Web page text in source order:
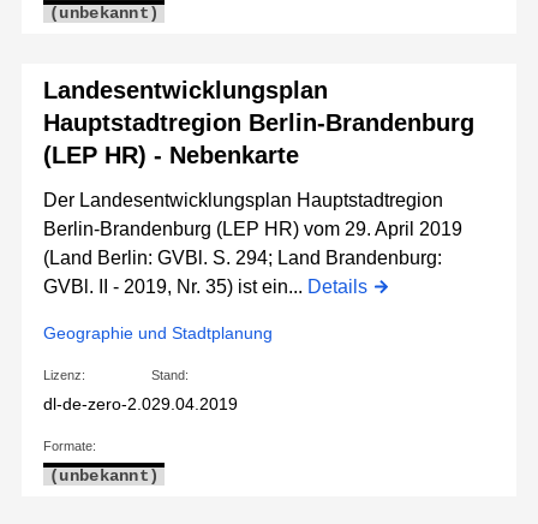
(unbekannt)
Landesentwicklungsplan
Hauptstadtregion Berlin-Brandenburg
(LEP HR) - Nebenkarte
Der Landesentwicklungsplan Hauptstadtregion
Berlin-Brandenburg (LEP HR) vom 29. April 2019
(Land Berlin: GVBl. S. 294; Land Brandenburg:
GVBl. II - 2019, Nr. 35) ist ein... Details
Geographie und Stadtplanung
Lizenz:
dl-de-zero-2.0
Stand:
29.04.2019
Formate:
(unbekannt)